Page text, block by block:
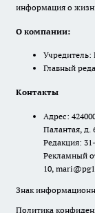
информация о
О компании:
Главный
Контакты
Адрес:
Палантая, д.
Редакция:
Рекламный
10,
Знак
Политика